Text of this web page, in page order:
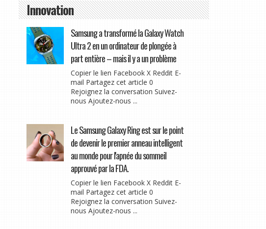
Innovation
Samsung a transformé la Galaxy Watch
Ultra 2 en un ordinateur de plongée à
part entière – mais il y a un problème
Copier le lien Facebook X Reddit E-
mail Partagez cet article 0
Rejoignez la conversation Suivez-
nous Ajoutez-nous ...
Le Samsung Galaxy Ring est sur le point
de devenir le premier anneau intelligent
au monde pour l'apnée du sommeil
approuvé par la FDA.
Copier le lien Facebook X Reddit E-
mail Partagez cet article 0
Rejoignez la conversation Suivez-
nous Ajoutez-nous ...